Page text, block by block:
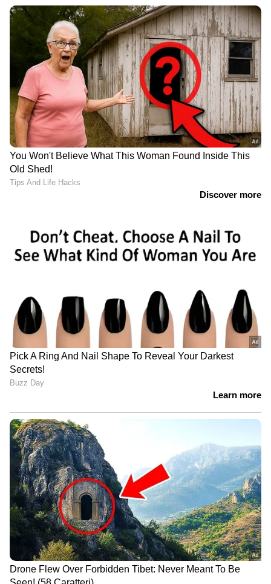
പരിഹരിക്കാനും എല്ലുകളുടെ ആരോഗ്യം
സംരക്ഷിക്കാനും സഹായിക്കും.
4
Image Credit : ANI
സോയാ പാല്‍
സോയാ പാല്‍ ഡയറ്റില്‍ ഉള്‍പ്പെടുത്തുന്നതും
കാത്സ്യത്തിന്‍റെ കുറവിനെ പരിഹരിക്കാനും
എല്ലുകളുടെ ആരോഗ്യം സംരക്ഷിക്കാനും
സഹായിക്കും.
5
8